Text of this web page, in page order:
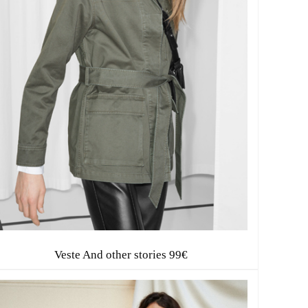
Veste And other stories 99€